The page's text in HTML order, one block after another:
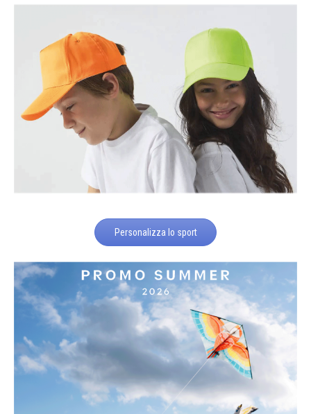
Personalizza lo sport